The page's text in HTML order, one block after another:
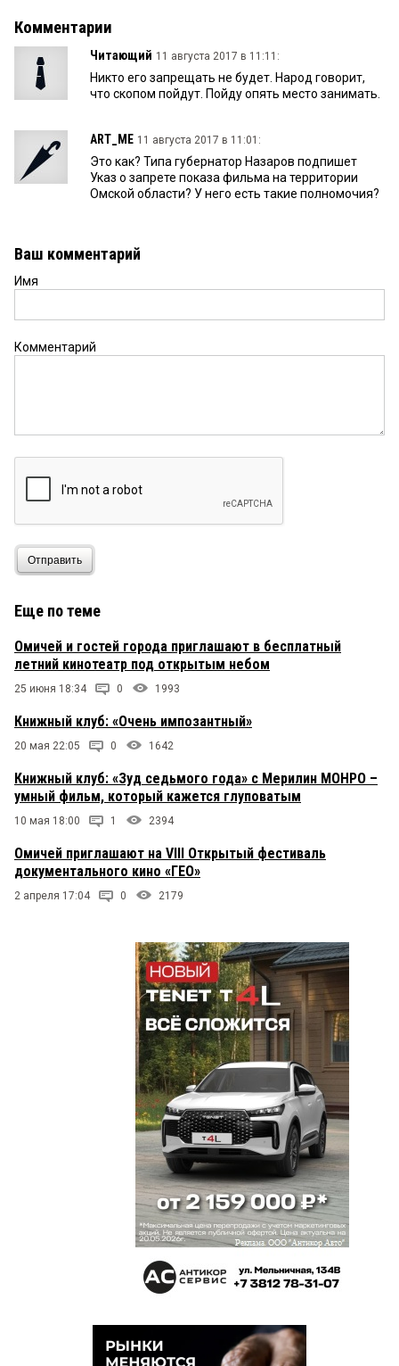
Комментарии
Читающий 11 августа 2017 в 11:11:
Никто его запрещать не будет. Народ говорит,
что скопом пойдут. Пойду опять место занимать.
ART_ME 11 августа 2017 в 11:01:
Это как? Типа губернатор Назаров подпишет
Указ о запрете показа фильма на территории
Омской области? У него есть такие полномочия?
Ваш комментарий
Имя
Комментарий
Отправить
Еще по теме
Омичей и гостей города приглашают в бесплатный
летний кинотеатр под открытым небом
25 июня 18:34 0 1993
Книжный клуб: «Очень импозантный»
20 мая 22:05 0 1642
Книжный клуб: «Зуд седьмого года» с Мерилин МОНРО –
умный фильм, который кажется глуповатым
10 мая 18:00 1 2394
Омичей приглашают на VIII Открытый фестиваль
документального кино «ГЕО»
2 апреля 17:04 0 2179